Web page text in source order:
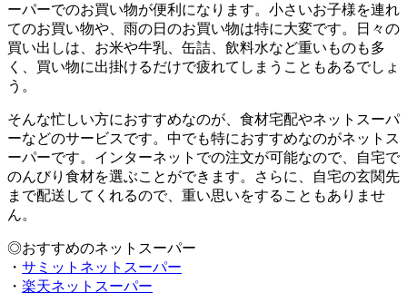
ーパーでのお買い物が便利になります。小さいお子様を連れ
てのお買い物や、雨の日のお買い物は特に大変です。日々の
買い出しは、お米や牛乳、缶詰、飲料水など重いものも多
く、買い物に出掛けるだけで疲れてしまうこともあるでしょ
う。
そんな忙しい方におすすめなのが、食材宅配やネットスーパ
ーなどのサービスです。中でも特におすすめなのがネットス
ーパーです。インターネットでの注文が可能なので、自宅で
のんびり食材を選ぶことができます。さらに、自宅の玄関先
まで配送してくれるので、重い思いをすることもありませ
ん。
◎おすすめのネットスーパー
・ サミットネットスーパー
・ 楽天ネットスーパー